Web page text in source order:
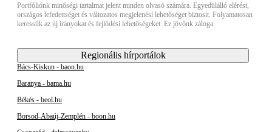
Portfóliónk minőségi tartalmat jelent minden olvasó számára. Egyedülálló elérést,
országos lefedettséget és változatos megjelenési lehetőséget biztosít. Folyamatosan
keressük az új irányokat és fejlődési lehetőségeket. Ez jövőnk záloga.
Regionális hírportálok
Bács-Kiskun - baon.hu
Baranya - bama.hu
Békés - beol.hu
Borsod-Abaúj-Zemplén - boon.hu